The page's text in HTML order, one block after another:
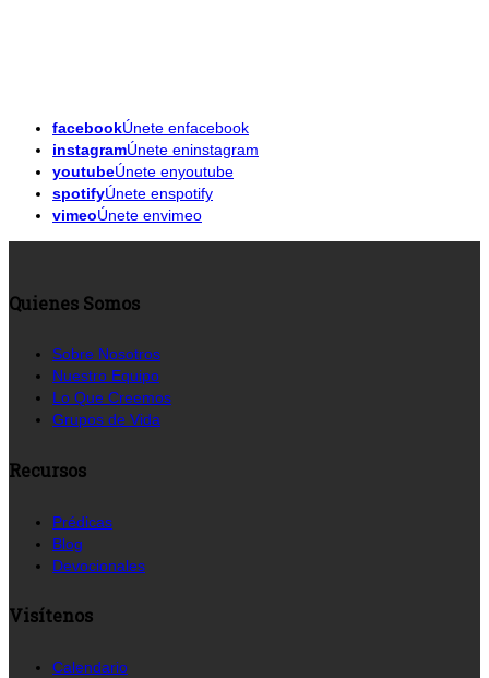
facebookÚnete enfacebook
instagramÚnete eninstagram
youtubeÚnete enyoutube
spotifyÚnete enspotify
vimeoÚnete envimeo
Quienes Somos
Sobre Nosotros
Nuestro Equipo
Lo Que Creemos
Grupos de Vida
Recursos
Prédicas
Blog
Devocionales
Visítenos
Calendario